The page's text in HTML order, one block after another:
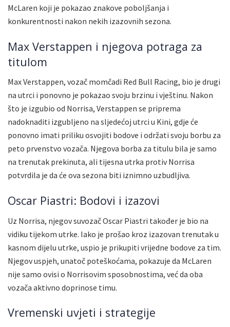
McLaren koji je pokazao znakove poboljšanja i
konkurentnosti nakon nekih izazovnih sezona.
Max Verstappen i njegova potraga za
titulom
Max Verstappen, vozač momčadi Red Bull Racing, bio je drugi
na utrci i ponovno je pokazao svoju brzinu i vještinu. Nakon
što je izgubio od Norrisa, Verstappen se priprema
nadoknaditi izgubljeno na sljedećoj utrci u Kini, gdje će
ponovno imati priliku osvojiti bodove i održati svoju borbu za
peto prvenstvo vozača. Njegova borba za titulu bila je samo
na trenutak prekinuta, ali tijesna utrka protiv Norrisa
potvrdila je da će ova sezona biti iznimno uzbudljiva.
Oscar Piastri: Bodovi i izazovi
Uz Norrisa, njegov suvozač Oscar Piastri također je bio na
vidiku tijekom utrke. Iako je prošao kroz izazovan trenutak u
kasnom dijelu utrke, uspio je prikupiti vrijedne bodove za tim.
Njegov uspjeh, unatoč poteškoćama, pokazuje da McLaren
nije samo ovisi o Norrisovim sposobnostima, već da oba
vozača aktivno doprinose timu.
Vremenski uvjeti i strategije